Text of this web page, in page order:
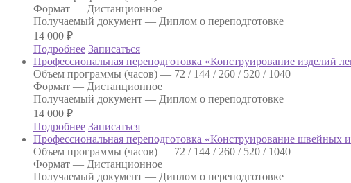
Формат — Дистанционное
Получаемый документ — Диплом о переподготовке
14 000 ₽
Подробнее Записаться
Профессиональная переподготовка «Конструирование изделий
Объем программы (часов) — 72 / 144 / 260 / 520 / 1040
Формат — Дистанционное
Получаемый документ — Диплом о переподготовке
14 000 ₽
Подробнее Записаться
Профессиональная переподготовка «Конструирование швейных
Объем программы (часов) — 72 / 144 / 260 / 520 / 1040
Формат — Дистанционное
Получаемый документ — Диплом о переподготовке